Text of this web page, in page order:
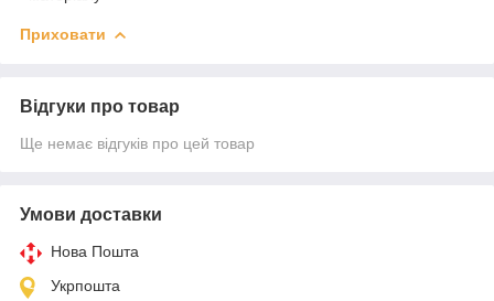
Приховати
Відгуки про товар
Ще немає відгуків про цей товар
Умови доставки
Нова Пошта
Укрпошта